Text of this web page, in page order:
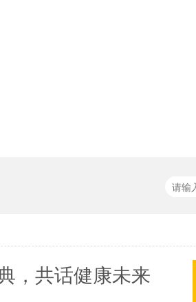
，共话健康未来